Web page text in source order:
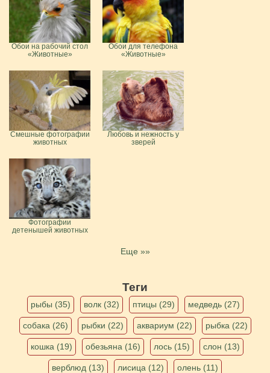
Обои на рабочий стол
«Животные»
Обои для телефона
«Животные»
Смешные фотографии
животных
Любовь и нежность у
зверей
Фотографии
детенышей животных
Еще »»
Теги
рыбы (35) волк (32) птицы (29) медведь (27)
собака (26) рыбки (22) аквариум (22) рыбка (22)
кошка (19) обезьяна (16) лось (15) слон (13)
верблюд (13) лисица (12)
олень (11)